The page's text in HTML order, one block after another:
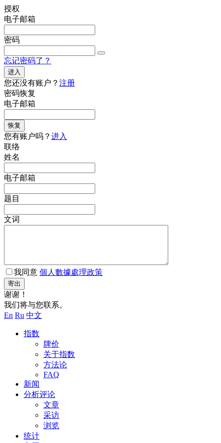
授权
电子邮箱
密码
忘记密码了？
进入
您还没有账户？ 注册
密码恢复
电子邮箱
恢复
您有账户吗？ 进入
联络
姓名
电子邮箱
题目
文词
我同意 個人數據處理政策
寄出
谢谢！
我们将与您联系。
En Ru 中文
指数
牌价
关于指数
方法论
FAQ
新闻
分析评论
文章
采访
浏览
统计